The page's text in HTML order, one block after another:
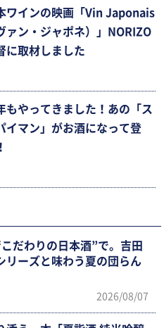
ワインの映画「Vin Japonais
ァン・ジャポネ）」NORIZO
に取材しました
もやってきました！あの「ス
イマン」がお酒になって登
だわりの日本酒”で。吉田
リーズと味わう夏の団らん
2026/08/07